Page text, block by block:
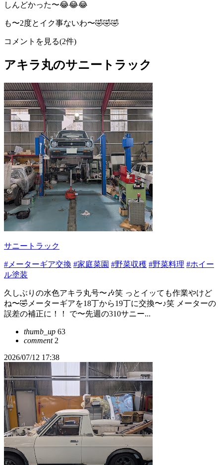
しんどかった〜😂😂😂
も〜2度とイク事ないわ〜🤣🤣🤣
コメントを見る(2件)
アキラ丸のサニートラック
サニートラック
#メーターギア交換 #家庭菜園 #野菜収穫 #野菜料理 #ホイー
ル塗装
久しぶりの水色アキラ丸号〜🎶笑 っとイッても作業やけど
ね〜🤣メーターギアを18丁から19丁に交換〜♪笑 メーターの
誤差の補正に！！ で〜先週の310サニー...
thumb_up 63
comment2
2026/07/12 17:38